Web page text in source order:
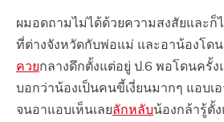
ผมอดถามไม่ได้ด้วยความสงสัยและก็
ที่ต่างจังหวัดกับพ่อแม่ และอาน้องโดน
ควยกลางดึกตั้งแต่อยู่ ป.6 พอโดนครั้ง
บอกว่าน้องเป็นคนขี้เงี่ยนมากๆ แอบเ
จนอาแอบเห็นเลยลักหลับน้องกล้ารู้ตั้